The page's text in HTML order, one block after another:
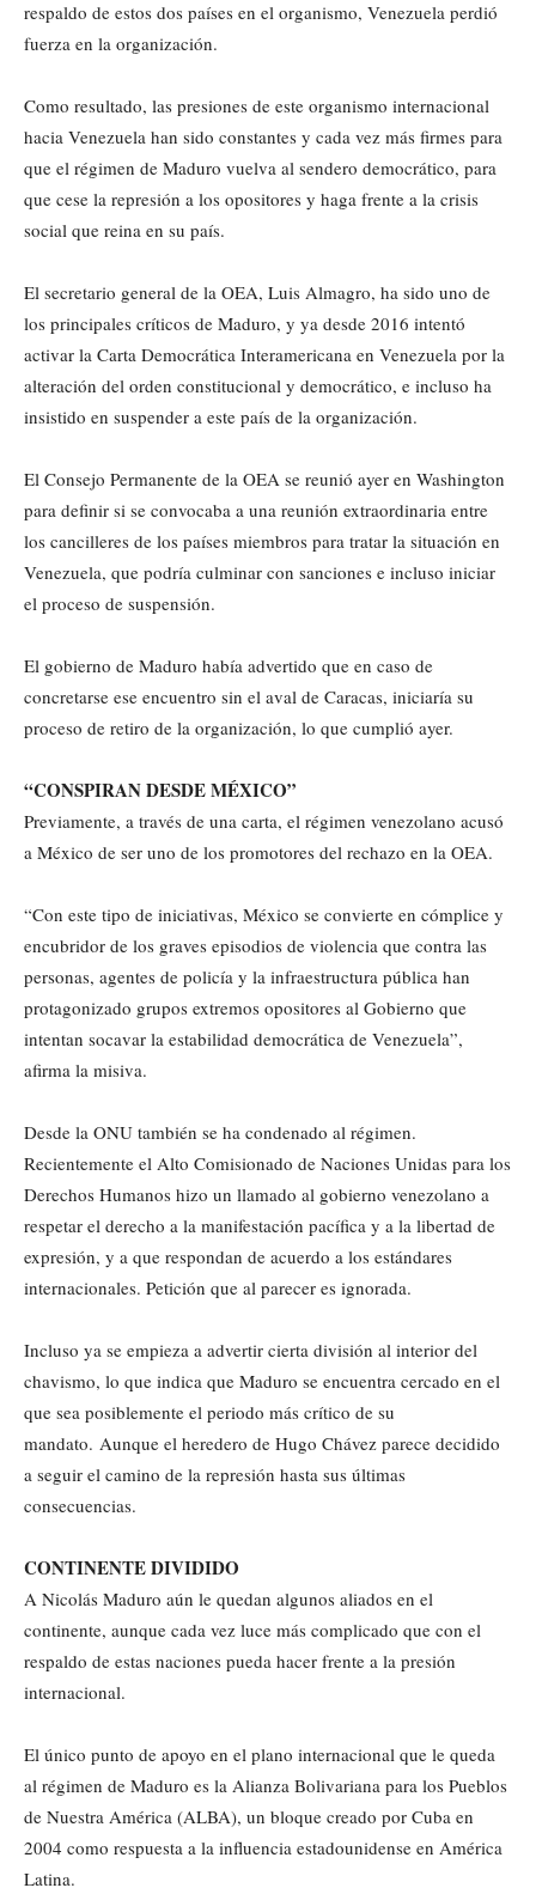
respaldo de estos dos países en el organismo, Venezuela perdió
fuerza en la organización.
Como resultado, las presiones de este organismo internacional
hacia Venezuela han sido constantes y cada vez más firmes para
que el régimen de Maduro vuelva al sendero democrático, para
que cese la represión a los opositores y haga frente a la crisis
social que reina en su país.
El secretario general de la OEA, Luis Almagro, ha sido uno de
los principales críticos de Maduro, y ya desde 2016 intentó
activar la Carta Democrática Interamericana en Venezuela por la
alteración del orden constitucional y democrático, e incluso ha
insistido en suspender a este país de la organización.
El Consejo Permanente de la OEA se reunió ayer en Washington
para definir si se convocaba a una reunión extraordinaria entre
los cancilleres de los países miembros para tratar la situación en
Venezuela, que podría culminar con sanciones e incluso iniciar
el proceso de suspensión.
El gobierno de Maduro había advertido que en caso de
concretarse ese encuentro sin el aval de Caracas, iniciaría su
proceso de retiro de la organización, lo que cumplió ayer.
“CONSPIRAN DESDE MÉXICO”
Previamente, a través de una carta, el régimen venezolano acusó
a México de ser uno de los promotores del rechazo en la OEA.
“Con este tipo de iniciativas, México se convierte en cómplice y
encubridor de los graves episodios de violencia que contra las
personas, agentes de policía y la infraestructura pública han
protagonizado grupos extremos opositores al Gobierno que
intentan socavar la estabilidad democrática de Venezuela”,
afirma la misiva.
Desde la ONU también se ha condenado al régimen.
Recientemente el Alto Comisionado de Naciones Unidas para los
Derechos Humanos hizo un llamado al gobierno venezolano a
respetar el derecho a la manifestación pacífica y a la libertad de
expresión, y a que respondan de acuerdo a los estándares
internacionales. Petición que al parecer es ignorada.
Incluso ya se empieza a advertir cierta división al interior del
chavismo, lo que indica que Maduro se encuentra cercado en el
que sea posiblemente el periodo más crítico de su
mandato. Aunque el heredero de Hugo Chávez parece decidido
a seguir el camino de la represión hasta sus últimas
consecuencias.
CONTINENTE DIVIDIDO
A Nicolás Maduro aún le quedan algunos aliados en el
continente, aunque cada vez luce más complicado que con el
respaldo de estas naciones pueda hacer frente a la presión
internacional.
El único punto de apoyo en el plano internacional que le queda
al régimen de Maduro es la Alianza Bolivariana para los Pueblos
de Nuestra América (ALBA), un bloque creado por Cuba en
2004 como respuesta a la influencia estadounidense en América
Latina.